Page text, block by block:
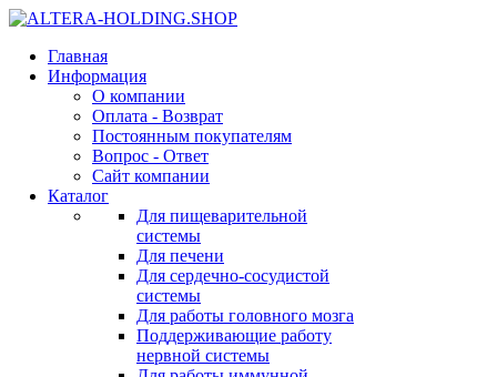
Главная
Информация
О компании
Оплата - Возврат
Постоянным покупателям
Вопрос - Ответ
Сайт компании
Каталог
Для пищеварительной
системы
Для печени
Для сердечно-сосудистой
системы
Для работы головного мозга
Поддерживающие работу
нервной системы